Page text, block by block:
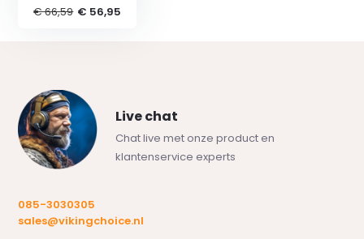
€ 66,59 € 56,95
Live chat
Chat live met onze product en
klantenservice experts
085-3030305
sales@vikingchoice.nl